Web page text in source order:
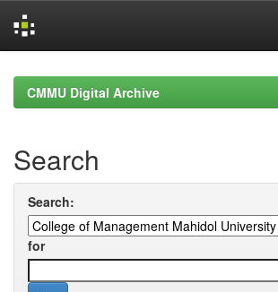
navigationCMMU Digital Archive
Search
Search:
for